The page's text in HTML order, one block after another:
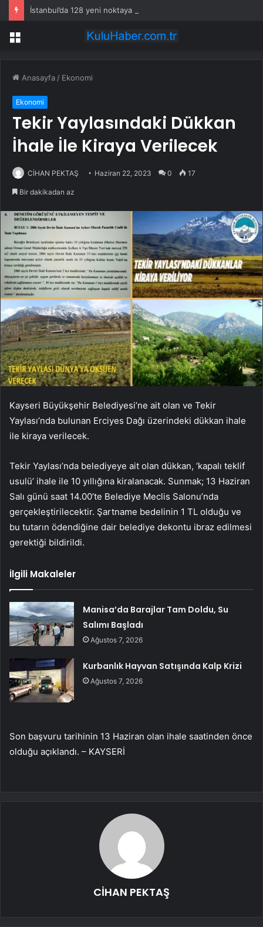
İstanbul’da 128 yeni noktaya daha EDS geliyor
Menü
Anasayfa / Ekonomi
Ekonomi
Tekir Yaylasındaki Dükkan
İhale İle Kiraya Verilecek
CİHAN PEKTAŞ Haziran 22, 2023 0 17
Bir dakikadan az
Kayseri Büyükşehir Belediyesi’ne ait olan ve Tekir
Yaylası’nda bulunan Erciyes Dağı üzerindeki dükkan ihale
ile kiraya verilecek.
Tekir Yaylası’nda belediyeye ait olan dükkan, ‘kapalı teklif
usulü’ ihale ile 10 yıllığına kiralanacak. Sunmak; 13 Haziran
Salı günü saat 14.00’te Belediye Meclis Salonu’nda
gerçekleştirilecektir. Şartname bedelinin 1 TL olduğu ve
bu tutarın ödendiğine dair belediye dekontu ibraz edilmesi
gerektiği bildirildi.
İlgili Makaleler
Manisa’da Barajlar Tam Doldu, Su
Salımı Başladı
Ağustos 7, 2026
Kurbanlık Hayvan Satışında Kalp Krizi
Ağustos 7, 2026
Son başvuru tarihinin 13 Haziran olan ihale saatinden önce
olduğu açıklandı. – KAYSERİ
CİHAN PEKTAŞ